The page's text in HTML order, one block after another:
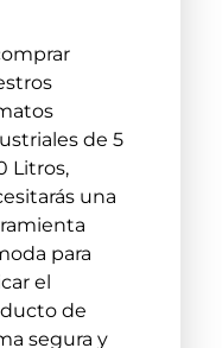
de 5
Litros,
una
para
el
de
segura y